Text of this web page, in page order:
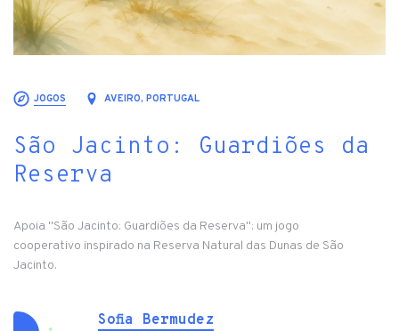
JOGOS AVEIRO, PORTUGAL
São Jacinto: Guardiões da
Reserva
Apoia "São Jacinto: Guardiões da Reserva": um jogo
cooperativo inspirado na Reserva Natural das Dunas de São
Jacinto.
Sofia Bermudez